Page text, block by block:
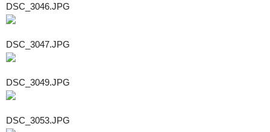
DSC_3046.JPG
DSC_3047.JPG
DSC_3049.JPG
DSC_3053.JPG